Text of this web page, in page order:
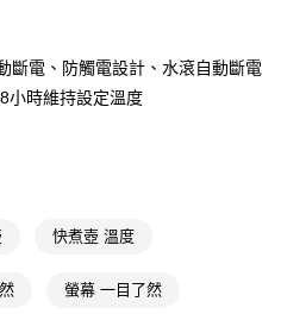
，即可結帳。
斷電、防觸電設計、水滾自動斷電
小時維持設定溫度
快煮壺 溫度
螢幕 一目了然